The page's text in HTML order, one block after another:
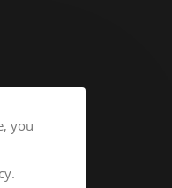
you